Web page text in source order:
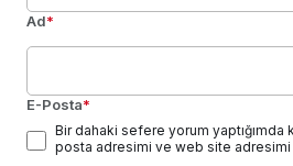
Ad*
E-Posta*
Bir dahaki sefere yorum yaptığımda
posta adresimi ve web site adresimi